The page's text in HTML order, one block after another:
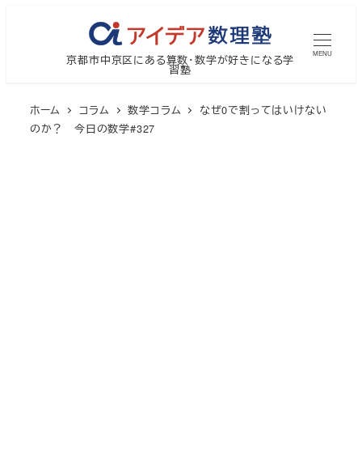
京都市中京区にある算数・数学が好きになる学
習塾
MENU
ホーム コラム 数学コラム
なぜ0で割ってはいけない
のか？ 今日の数学#327